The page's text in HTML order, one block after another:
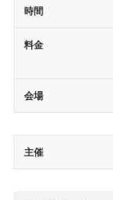
時間
料金
会場
主催